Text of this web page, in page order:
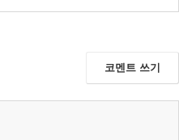
코멘트 쓰기